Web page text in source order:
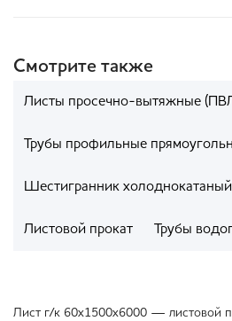
Смотрите также
Листы просечно-вытяжные
Трубы профильные
Шестигранник
Листовой прокат Трубы
Лист г/к 60х1500х6000 — листовой